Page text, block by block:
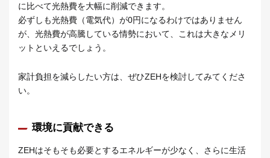
に比べて光熱費を大幅に削減できます。
必ずしも光熱費（電気代）が0円になるわけではありません
が、光熱費が高騰している情勢において、これは大きなメリ
ットといえるでしょう。
家計負担を減らしたい方は、ぜひZEHを検討してみてくださ
い。
環境に貢献できる
ZEHはそもそも必要とするエネルギーが少なく、さらに生活